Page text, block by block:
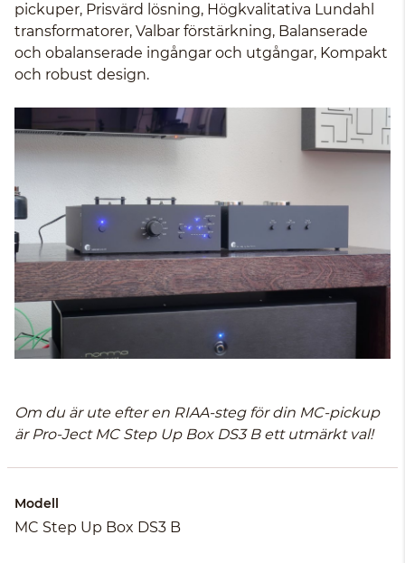
pickuper, Prisvärd lösning, Högkvalitativa Lundahl
transformatorer, Valbar förstärkning, Balanserade
och obalanserade ingångar och utgångar, Kompakt
och robust design.
Om du är ute efter en RIAA-steg för din MC-pickup
är Pro-Ject MC Step Up Box DS3 B ett utmärkt val!
Modell
MC Step Up Box DS3 B